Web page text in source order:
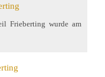
Frieberting wurde am